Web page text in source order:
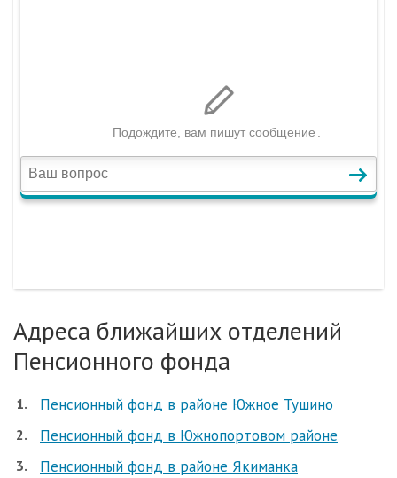
Адреса ближайших отделений
Пенсионного фонда
Пенсионный фонд в районе Южное Тушино
Пенсионный фонд в Южнопортовом районе
Пенсионный фонд в районе Якиманка